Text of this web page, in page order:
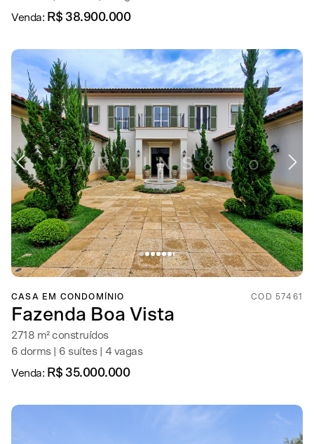
Venda: R$ 38.900.000
CASA EM CONDOMÍNIO COD 57461
Fazenda Boa Vista
2718 m² construídos
6 dorms | 6 suítes | 4 vagas
Venda: R$ 35.000.000